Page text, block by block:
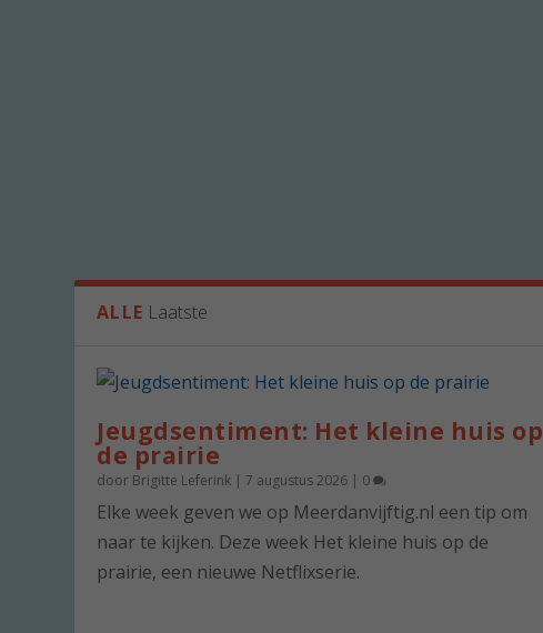
ALLE Laatste
Jeugdsentiment: Het kleine huis op
de prairie
door Brigitte Leferink |7 augustus 2026 | 0
Elke week geven we op Meerdanvijftig.nl een tip om
naar te kijken. Deze week Het kleine huis op de
prairie, een nieuwe Netflixserie.